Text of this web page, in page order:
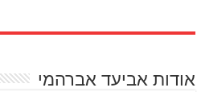
אודות אביעד אברהמי